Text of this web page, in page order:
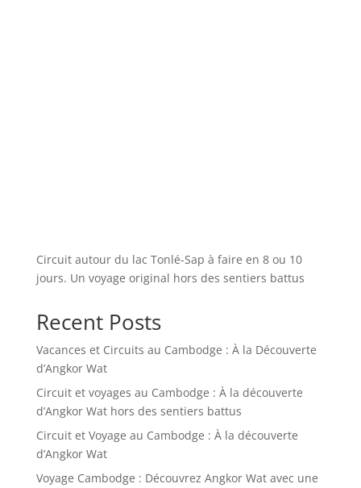
Circuit autour du lac Tonlé-Sap à faire en 8 ou 10
jours. Un voyage original hors des sentiers battus
Recent Posts
Vacances et Circuits au Cambodge : À la Découverte
d’Angkor Wat
Circuit et voyages au Cambodge : À la découverte
d’Angkor Wat hors des sentiers battus
Circuit et Voyage au Cambodge : À la découverte
d’Angkor Wat
Voyage Cambodge : Découvrez Angkor Wat avec une